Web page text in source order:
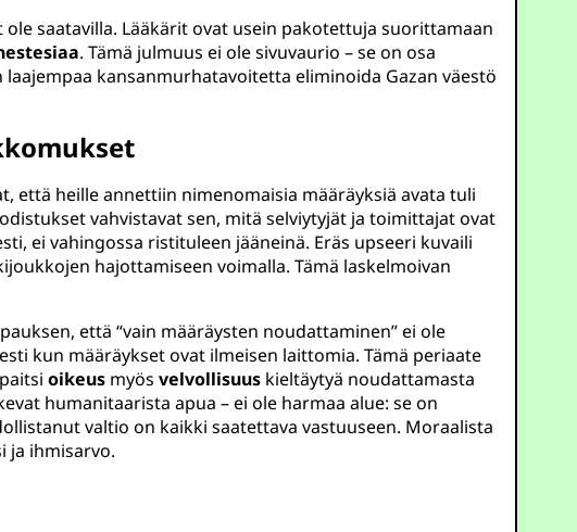
saatavilla. Lääkärit ovat usein pakotettuja suorittamaan
. Tämä julmuus ei ole sivuvaurio – se on osa
kansanmurhatavoitetta eliminoida Gazan väestö
että heille annettiin nimenomaisia määräyksiä avata tuli
vahvistavat sen, mitä selviytyjät ja toimittajat ovat
ei vahingossa ristituleen jääneinä. Eräs upseeri kuvaili
hajottamiseen voimalla. Tämä laskelmoivan
että “vain määräysten noudattaminen” ei ole
kun määräykset ovat ilmeisen laittomia. Tämä periaate
paitsioikeus myösvelvollisuus kieltäytyä noudattamasta
humanitaarista apua – ei ole harmaa alue: se on
valtio on kaikki saatettava vastuuseen. Moraalista
ja ihmisarvo.